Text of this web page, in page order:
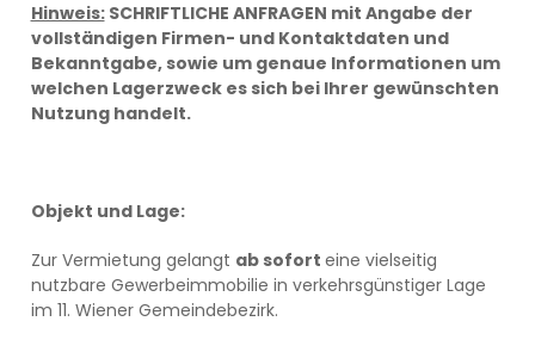
Hinweis:SCHRIFTLICHE ANFRAGEN mit Angabe der
vollständigen Firmen- und Kontaktdaten und
Bekanntgabe, sowie um genaue Informationen um
welchen Lagerzweck es sich bei Ihrer gewünschten
Nutzung handelt.
Objekt und Lage:
Zur Vermietung gelangt ab sofort eine vielseitig
nutzbare Gewerbeimmobilie in verkehrsgünstiger Lage
im 11. Wiener Gemeindebezirk.